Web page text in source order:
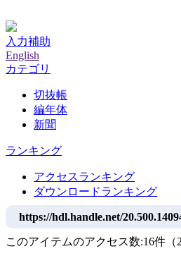
入力補助
English
カテゴリ
切抜帳
編年体
新聞
ランキング
アクセスランキング
ダウンロードランキング
https://hdl.handle.net/
このアイテムのアクセス数:16件 （